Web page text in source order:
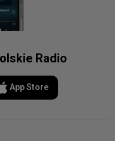
Radio
App Store